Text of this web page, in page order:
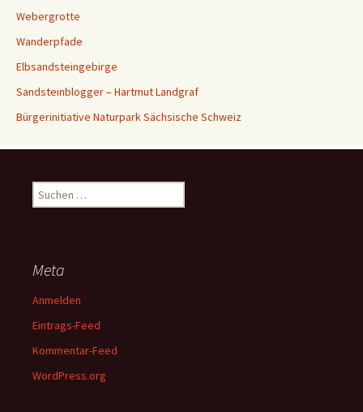
Webergrotte
Wanderpfade
Elbsandsteingebirge
Sandsteinblogger – Hartmut Landgraf
Bürgerinitiative Naturpark Sächsische Schweiz
Suchen
nach:
Meta
Anmelden
Eintrags-Feed
Kommentar-Feed
WordPress.org